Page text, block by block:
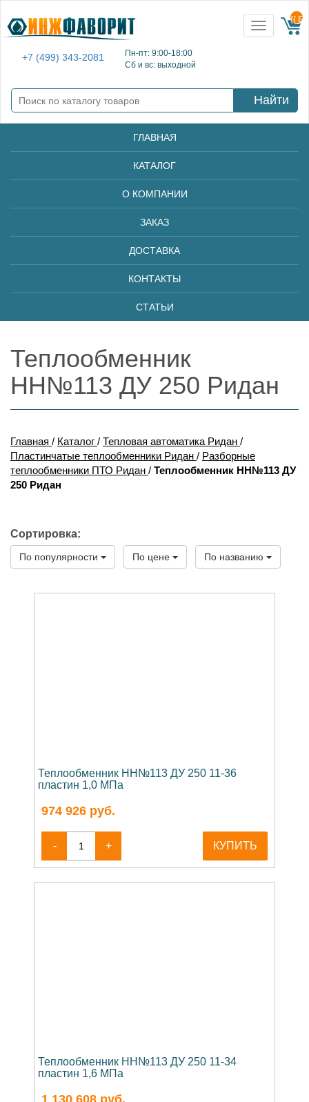
+7 (499) 343-2081
Пн-пт: 9:00-18:00
Сб и вс: выходной
Toggle
navigation
{{
Найти
ГЛАВНАЯ
КАТАЛОГ
О КОМПАНИИ
ЗАКАЗ
ДОСТАВКА
КОНТАКТЫ
СТАТЬИ
Теплообменник
НН№113 ДУ 250 Ридан
Главная / Каталог / Тепловая автоматика Ридан /
Пластинчатые теплообменники Ридан / Разборные
теплообменники ПТО Ридан / Теплообменник НН№113 ДУ
250 Ридан
Сортировка:
По популярности По цене По названию
Теплообменник НН№113 ДУ 250 11-36
пластин 1,0 МПа
974 926 руб.
- + КУПИТЬ
Теплообменник НН№113 ДУ 250 11-34
пластин 1,6 МПа